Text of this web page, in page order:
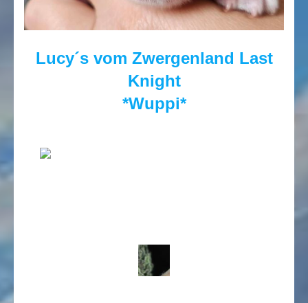
Lucy´s vom Zwergenland Last
Knight
*Wuppi*